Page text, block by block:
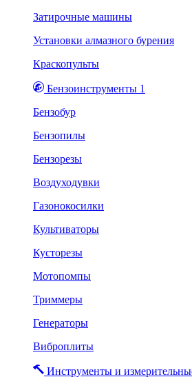
Затирочные машины
Установки алмазного бурения
Краскопульты
Бензоинструменты 1
Бензобур
Бензопилы
Бензорезы
Воздуходувки
Газонокосилки
Культиваторы
Кусторезы
Мотопомпы
Триммеры
Генераторы
Виброплиты
Инструменты и